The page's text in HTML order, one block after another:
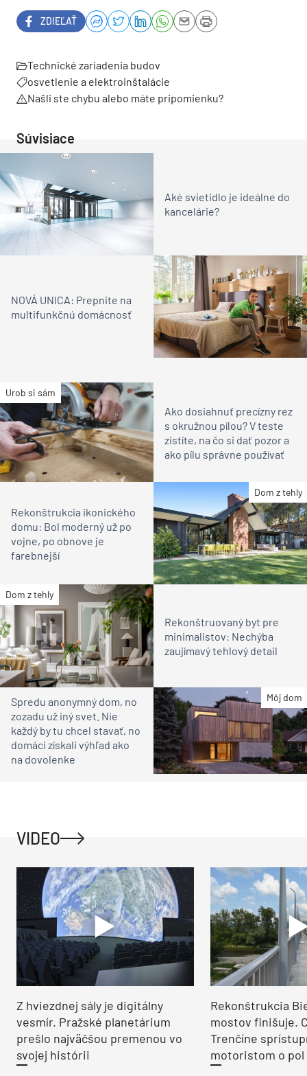
ZDIEĽAŤ
Technické zariadenia budov
osvetlenie a elektroinštalácie
Našli ste chybu alebo máte pripomienku?
Súvisiace
Aké svietidlo je ideálne do
kancelárie?
NOVÁ UNICA: Prepnite na
multifunkčnú domácnosť
Urob si sám
Ako dosiahnuť precízny rez
s okružnou pílou? V teste
zistíte, na čo si dať pozor a
ako pílu správne používať
Dom z tehly
Rekonštrukcia ikonického
domu: Bol moderný už po
vojne, po obnove je
farebnejší
Dom z tehly
Rekonštruovaný byt pre
minimalistov: Nechýba
zaujímavý tehlový detail
Môj dom
Spredu anonymný dom, no
zozadu už iný svet. Nie
každý by tu chcel stavať, no
domáci získali výhľad ako
na dovolenke
VIDEO
Z hviezdnej sály je digitálny
vesmír. Pražské planetárium
prešlo najväčšou premenou vo
svojej histórii
Rekonštrukcia
mostov finišuje.
Trenčíne
motoristom o pol